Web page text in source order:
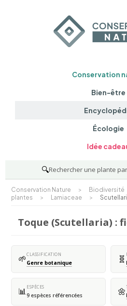
Conservation
Bien-être
Écologie
Idée
🔍Rechercher une plante
Conservation Nature > Biodiversité
plantes
> Lamiaceae >
Toque (Scutellaria) :
🌱CLASSIFICATION
Genre botanique 🧬
📊ESPÈCES
9 espèces référencées 🌼